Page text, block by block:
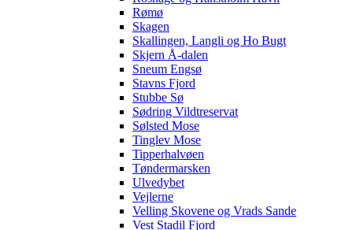
Rømø
Skagen
Skallingen, Langli og Ho Bugt
Skjern Å-dalen
Sneum Engsø
Stavns Fjord
Stubbe Sø
Sødring Vildtreservat
Sølsted Mose
Tinglev Mose
Tipperhalvøen
Tøndermarsken
Ulvedybet
Vejlerne
Velling Skovene og Vrads Sande
Vest Stadil Fjord